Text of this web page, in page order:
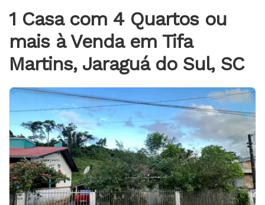
1 Casa com 4 Quartos ou
mais à Venda em Tifa
Martins, Jaraguá do Sul, SC